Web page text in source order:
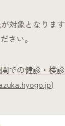
対象となりま
さい。
での健診・検